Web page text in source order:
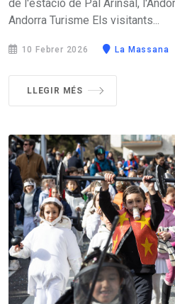
de l'estació de Pal Arinsal,
Andorra Turisme Els visitants...
10 Febrer 2026 La Massana
LLEGIR MÉS